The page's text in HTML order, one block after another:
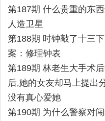
第187期 什么贵重的东
人造卫星
第188期 时钟敲了十三
案：修理钟表
第189期 林老生大手术
后,她的女友却马上提出
没有真心爱她
第190期 为什么警察对